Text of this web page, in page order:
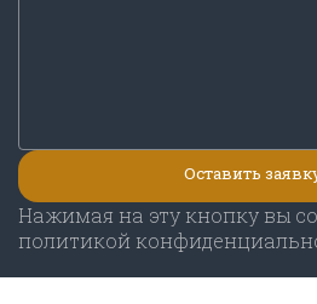
Нажимая на эту кнопку вы
политикой